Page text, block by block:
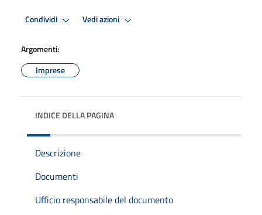
Condividi Vedi azioni
Argomenti:
Imprese
INDICE DELLA PAGINA
Descrizione
Documenti
Ufficio responsabile del documento